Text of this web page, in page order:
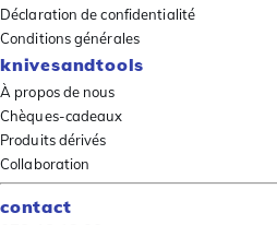
Déclaration de confidentialité
Conditions générales
knivesandtools
À propos de nous
Chèques-cadeaux
Produits dérivés
Collaboration
contact